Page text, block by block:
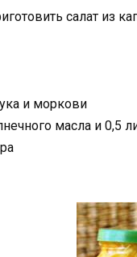
салат из
и моркови
масла и 0,5